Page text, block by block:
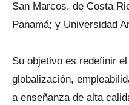
San Marcos, de Costa
Panamá; y Universidad
Su objetivo es redefinir
globalización,
a enseñanza de alta